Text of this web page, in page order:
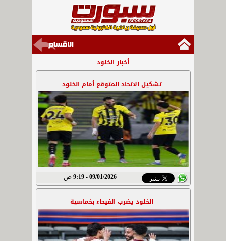
أخبار الخلود
تشكيل الاتحاد المتوقع أمام الخلود
09/01/2026 - 9:19 ص
الخلود يضرب الفيحاء بخماسية